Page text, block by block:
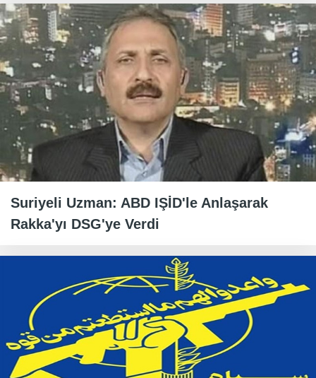
Suriyeli Uzman: ABD IŞİD'le Anlaşarak
Rakka'yı DSG'ye Verdi